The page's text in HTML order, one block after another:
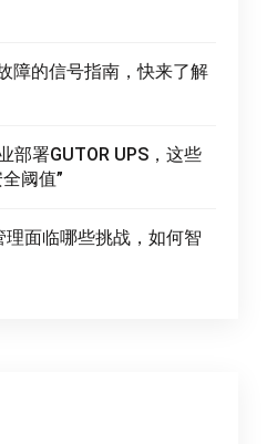
障的信号指南，快来了解
部署GUTOR UPS，这些
阈值”
理面临哪些挑战，如何智